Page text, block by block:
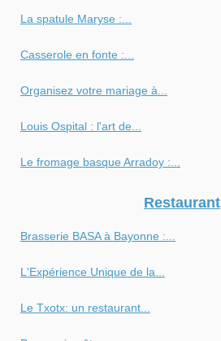
La spatule Maryse :...
Casserole en fonte :...
Organisez votre mariage à...
Louis Ospital : l'art de...
Le fromage basque Arradoy :...
Restaurant
Brasserie BASA à Bayonne :...
L'Expérience Unique de la...
Le Txotx: un restaurant...